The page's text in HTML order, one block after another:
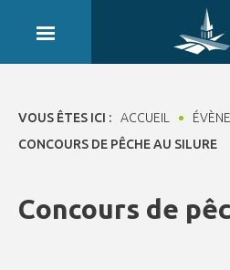
VOUS ÊTES ICI : ACCUEIL
CONCOURS DE PÊCHE AU SILURE
Concours de
Panneau de gestion des cookies